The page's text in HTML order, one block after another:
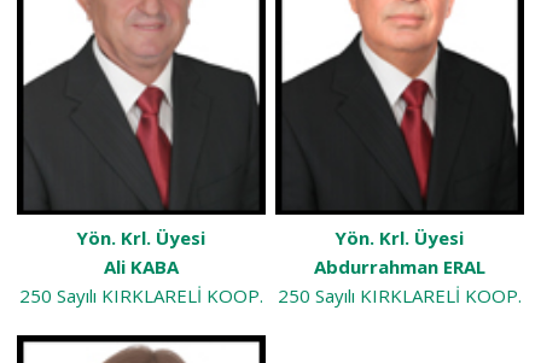
Yön. Krl. Üyesi
Ali KABA
250 Sayılı KIRKLARELİ KOOP.
Yön. Krl. Üyesi
Abdurrahman ERAL
250 Sayılı KIRKLARELİ KOOP.